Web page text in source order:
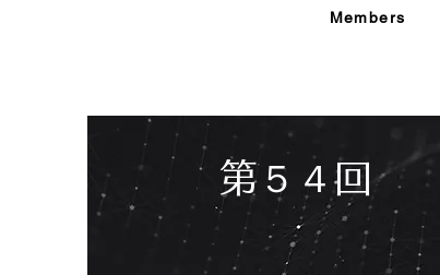
Members
第５４回